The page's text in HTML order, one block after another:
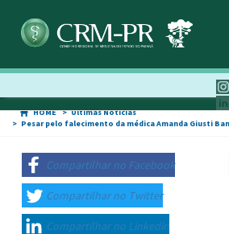
HOME
Últimas Notícias
Pesar pelo falecimento da médica Amanda Giusti
Compartilhar no Facebook
Compartilhar no Twitter
Compartilhar no Linkedin